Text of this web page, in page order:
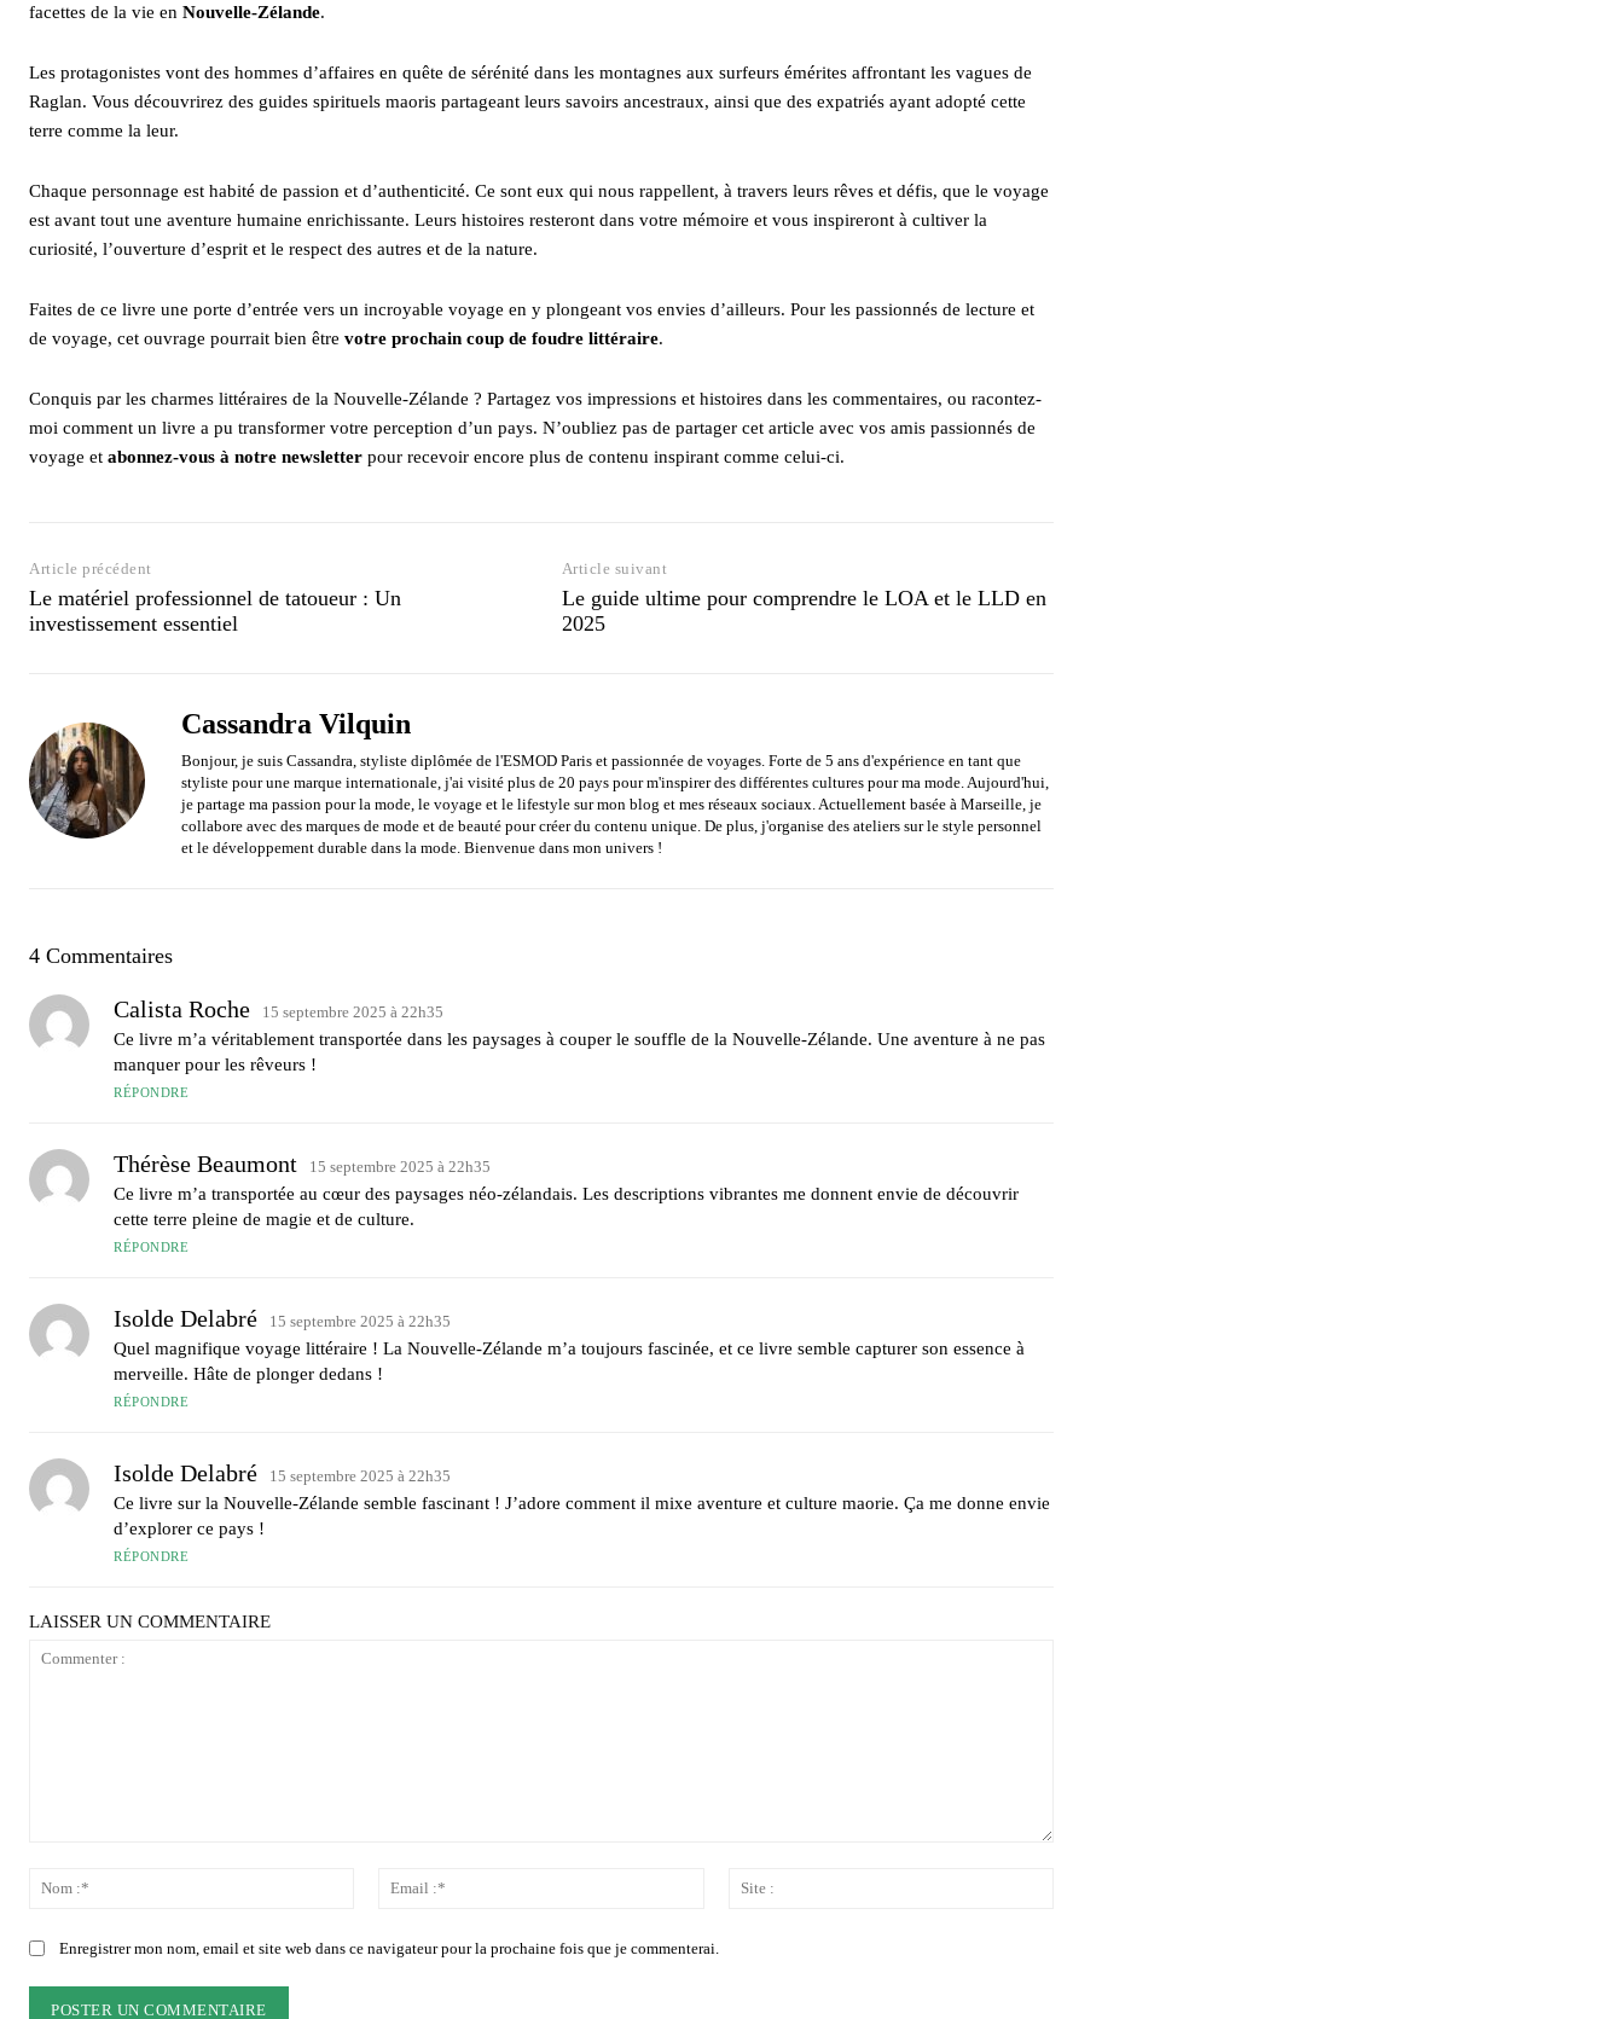
facettes de la vie en Nouvelle-Zélande.
Les protagonistes vont des hommes d’affaires en quête de sérénité dans les montagnes aux surfeurs émérites affrontant les vagues de
Raglan. Vous découvrirez des guides spirituels maoris partageant leurs savoirs ancestraux, ainsi que des expatriés ayant adopté cette
terre comme la leur.
Chaque personnage est habité de passion et d’authenticité. Ce sont eux qui nous rappellent, à travers leurs rêves et défis, que le voyage
est avant tout une aventure humaine enrichissante. Leurs histoires resteront dans votre mémoire et vous inspireront à cultiver la
curiosité, l’ouverture d’esprit et le respect des autres et de la nature.
Faites de ce livre une porte d’entrée vers un incroyable voyage en y plongeant vos envies d’ailleurs. Pour les passionnés de lecture et
de voyage, cet ouvrage pourrait bien être votre prochain coup de foudre littéraire.
Conquis par les charmes littéraires de la Nouvelle-Zélande ? Partagez vos impressions et histoires dans les commentaires, ou racontez-
moi comment un livre a pu transformer votre perception d’un pays. N’oubliez pas de partager cet article avec vos amis passionnés de
voyage et abonnez-vous à notre newsletter pour recevoir encore plus de contenu inspirant comme celui-ci.
Article précédent
Le matériel professionnel de tatoueur : Un
investissement essentiel
Article suivant
Le guide ultime pour comprendre le LOA et le LLD en
2025
Cassandra Vilquin
Bonjour, je suis Cassandra, styliste diplômée de l'ESMOD Paris et passionnée de voyages. Forte de 5 ans d'expérience en tant que
styliste pour une marque internationale, j'ai visité plus de 20 pays pour m'inspirer des différentes cultures pour ma mode. Aujourd'hui,
je partage ma passion pour la mode, le voyage et le lifestyle sur mon blog et mes réseaux sociaux. Actuellement basée à Marseille, je
collabore avec des marques de mode et de beauté pour créer du contenu unique. De plus, j'organise des ateliers sur le style personnel
et le développement durable dans la mode. Bienvenue dans mon univers !
4 Commentaires
Calista Roche 15 septembre 2025 à 22h35
Ce livre m’a véritablement transportée dans les paysages à couper le souffle de la Nouvelle-Zélande. Une aventure à ne pas
manquer pour les rêveurs !
RÉPONDRE
Thérèse Beaumont 15 septembre 2025 à 22h35
Ce livre m’a transportée au cœur des paysages néo-zélandais. Les descriptions vibrantes me donnent envie de découvrir
cette terre pleine de magie et de culture.
RÉPONDRE
Isolde Delabré 15 septembre 2025 à 22h35
Quel magnifique voyage littéraire ! La Nouvelle-Zélande m’a toujours fascinée, et ce livre semble capturer son essence à
merveille. Hâte de plonger dedans !
RÉPONDRE
Isolde Delabré 15 septembre 2025 à 22h35
Ce livre sur la Nouvelle-Zélande semble fascinant ! J’adore comment il mixe aventure et culture maorie. Ça me donne envie
d’explorer ce pays !
RÉPONDRE
LAISSER UN COMMENTAIRE
Email
Enregistrer mon nom, email et site web dans ce navigateur pour la prochaine fois que je commenterai.